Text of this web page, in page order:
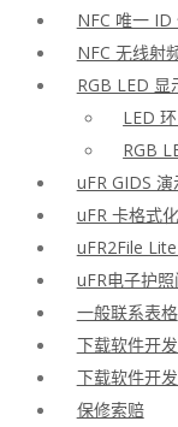
NFC 唯一 ID
NFC 无线射
RGB LED 显
LED
RGB
uFR GIDS
uFR 卡格式
uFR2File
uFR电子护
一般联系表格
下载软件开
下载软件开
保修索赔